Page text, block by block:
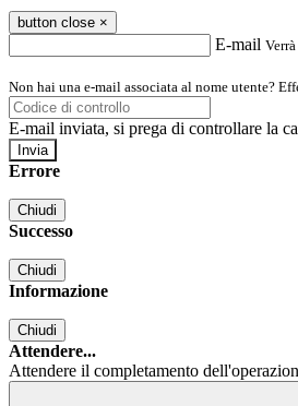
button close ×
E-mail
Non hai una e-mail associata al nome utente?
E-mail inviata, si prega di controllare la
Errore
Chiudi
Successo
Chiudi
Informazione
Chiudi
Attendere...
Attendere il completamento